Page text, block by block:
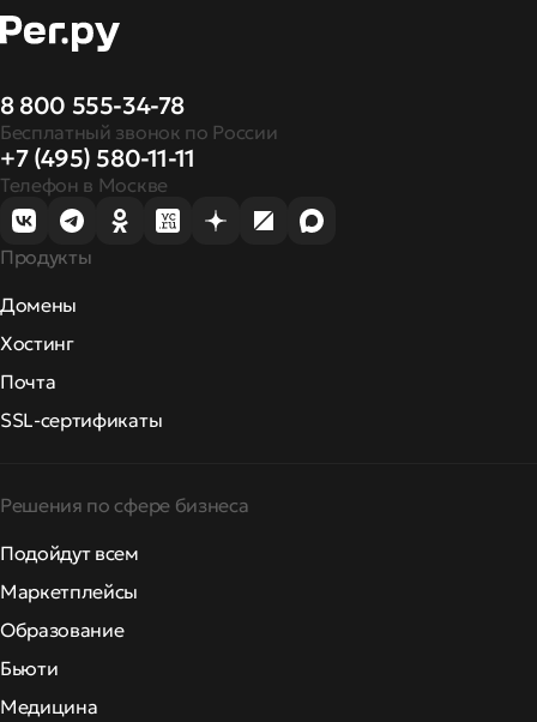
8 800 555-34-78
Бесплатный звонок по России
+7 (495) 580-11-11
Телефон в Москве
Продукты
Домены
Хостинг
Почта
SSL-сертификаты
Решения по сфере бизнеса
Подойдут всем
Маркетплейсы
Образование
Бьюти
Медицина